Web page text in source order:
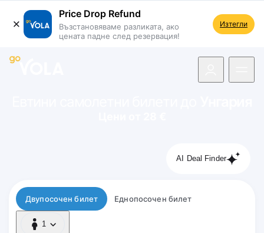
Price Drop Refund
Възстановяваме разликата, ако
цената падне след резервация!
Изтегли
AI Deal Finder
Тип полет
Двупосочен билет Еднопосочен билет
1
1 Пътник